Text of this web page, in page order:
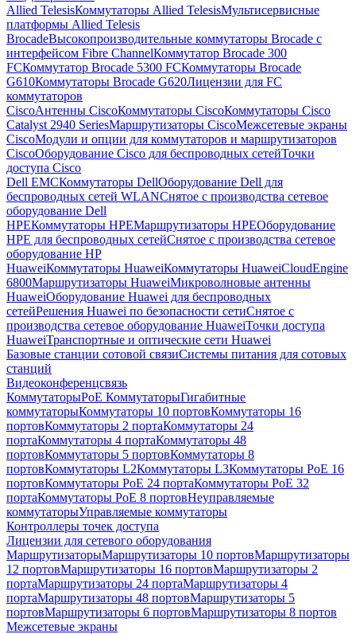
Allied TelesisКоммутаторы Allied TelesisМультисервисные
платформы Allied Telesis
BrocadeВысокопроизводительные коммутаторы Brocade с
интерфейсом Fibre ChannelКоммутатор Brocade 300
FCКоммутатор Brocade 5300 FCКоммутаторы Brocade
G610Коммутаторы Brocade G620Лицензии для FC
коммутаторов
CiscoАнтенны CiscoКоммутаторы CiscoКоммутаторы Cisco
Catalyst 2940 SeriesМаршрутизаторы CiscoМежсетевые экраны
CiscoМодули и опции для коммутаторов и маршрутизаторов
CiscoОборудование Cisco для беспроводных сетейТочки
доступа Cisco
Dell EMCКоммутаторы DellОборудование Dell для
беспроводных сетей WLANСнятое с производства сетевое
оборудование Dell
HPEКоммутаторы HPEМаршрутизаторы HPEОборудование
HPE для беспроводных сетейСнятое с производства сетевое
оборудование HP
HuaweiКоммутаторы HuaweiКоммутаторы HuaweiCloudEngine
6800Маршрутизаторы HuaweiМикроволновые антенны
HuaweiОборудование Huawei для беспроводных
сетейРешения Huawei по безопасности сетиСнятое с
производства сетевое оборудование HuaweiТочки доступа
HuaweiТранспортные и оптические сети Huawei
Базовые станции сотовой связиСистемы питания для сотовых
станций
Видеоконференцсвязь
КоммутаторыPoE КоммутаторыГигабитные
коммутаторыКоммутаторы 10 портовКоммутаторы 16
портовКоммутаторы 2 портаКоммутаторы 24
портаКоммутаторы 4 портаКоммутаторы 48
портовКоммутаторы 5 портовКоммутаторы 8
портовКоммутаторы L2Коммутаторы L3Коммутаторы PoE 16
портовКоммутаторы PoE 24 портаКоммутаторы PoE 32
портаКоммутаторы PoE 8 портовНеуправляемые
коммутаторыУправляемые коммутаторы
Контроллеры точек доступа
Лицензии для сетевого оборудования
МаршрутизаторыМаршрутизаторы 10 портовМаршрутизаторы
12 портовМаршрутизаторы 16 портовМаршрутизаторы 2
портаМаршрутизаторы 24 портаМаршрутизаторы 4
портаМаршрутизаторы 48 портовМаршрутизаторы 5
портовМаршрутизаторы 6 портовМаршрутизаторы 8 портов
Межсетевые экраны